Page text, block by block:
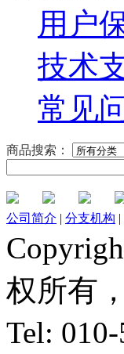
用户
技术
常见
商品搜索：
公司简介 | 分支机构 |
权所有
Tel: